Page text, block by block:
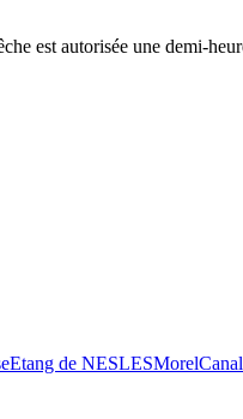
est autorisée une demi-
Etang de NESLESMorel